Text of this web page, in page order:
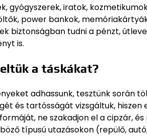
gyógyszerek, iratok,
power bankok,
biztonságban tudni a pénzt,
is.
a táskákat?
adhassunk, tesztünk során
és tartósságát vizsgáltuk, hiszen
ne szakadjon el a cipzár,
típusú utazásokon (repülő,